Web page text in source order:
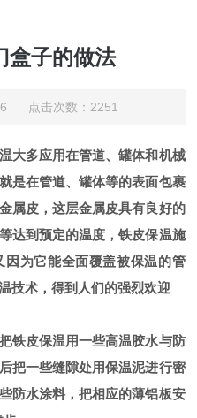
盒子的做法
点击次数：2251
大多应用在管道、罐体和机械
是在管道、罐体等的表面包裹
属皮，这层金属皮具有良好的
达到预定的温度，铁皮保温施
为它能全面覆盖被保温的管
技术，得到人们的强烈欢迎
铁皮保温用一些高温胶水与防
把一些缝隙处用保温泥进行密
防水涂料，把相应的薄铝板安